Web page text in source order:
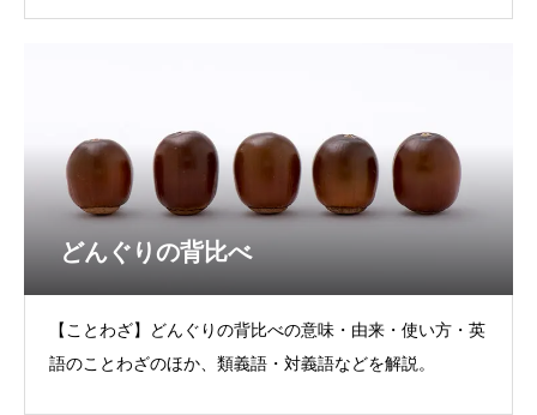
どんぐりの背比べ
【ことわざ】どんぐりの背比べの意味・由来・使い方・英
語のことわざのほか、類義語・対義語などを解説。